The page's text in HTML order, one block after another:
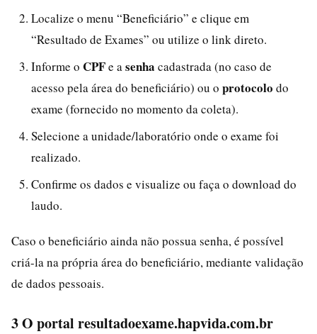
Localize o menu “Beneficiário” e clique em
“Resultado de Exames” ou utilize o link direto.
Informe o CPFe a senha cadastrada (no caso de
acesso pela área do beneficiário) ou o protocolo do
exame (fornecido no momento da coleta).
Selecione a unidade/laboratório onde o exame foi
realizado.
Confirme os dados e visualize ou faça o download do
laudo.
Caso o beneficiário ainda não possua senha, é possível
criá-la na própria área do beneficiário, mediante validação
de dados pessoais.
3 O portal resultadoexame.hapvida.com.br